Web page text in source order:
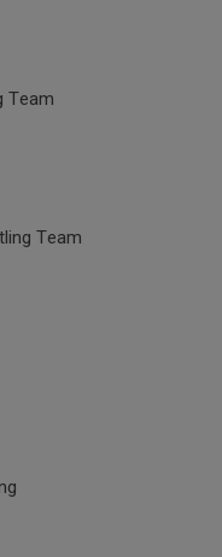
Team
Team